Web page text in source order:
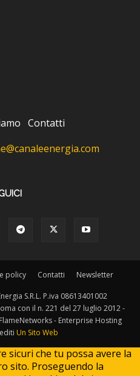
Contatti
policy Contatti Newsletter
S.R.L. P.iva 08613401002
con il n. 221 del 27 luglio 2012 -
- Enterprise Hosting
Un Sito Web
sicuri che tu possa avere la
sito. Proseguendo la